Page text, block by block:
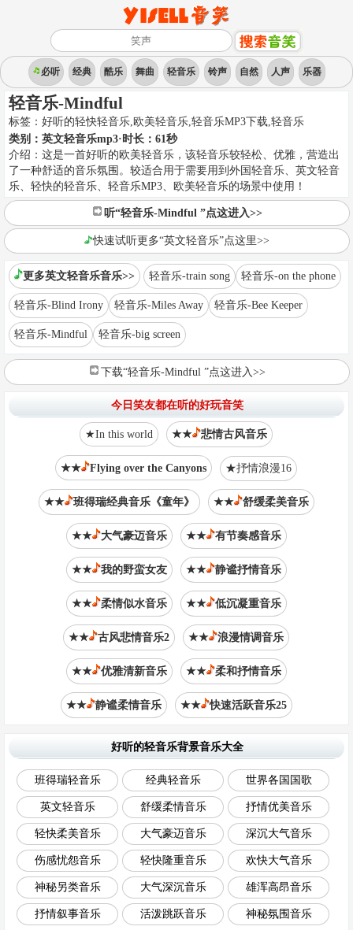
必听 经典 酷乐 舞曲 轻音乐 铃声 自然 人声 乐器
轻音乐-Mindful
标签： 好听的轻快轻音乐,欧美轻音乐,轻音乐MP3下载,轻音乐
类别： 英文轻音乐mp3·时长： 61秒
介绍： 这是一首好听的欧美轻音乐，该轻音乐较轻松、优雅，营造出
了一种舒适的音乐氛围。较适合用于需要用到外国轻音乐、英文轻音
乐、轻快的轻音乐、轻音乐MP3、欧美轻音乐的场景中使用！
听“轻音乐-Mindful ”点这进入>>
快速试听更多“英文轻音乐”点这里>>
更多英文轻音乐音乐>> 轻音乐-train song 轻音乐-on the phone
轻音乐-Blind Irony 轻音乐-Miles Away 轻音乐-Bee Keeper
轻音乐-Mindful 轻音乐-big screen
下载“轻音乐-Mindful ”点这进入>>
今日笑友都在听的好玩音笑
★In this world ★★ 悲情古风音乐
★★ Flying over the Canyons ★抒情浪漫16
★★ 班得瑞经典音乐《童年》 ★★ 舒缓柔美音乐
★★ 大气豪迈音乐 ★★ 有节奏感音乐
★★ 我的野蛮女友 ★★ 静谧抒情音乐
★★ 柔情似水音乐 ★★ 低沉凝重音乐
★★ 古风悲情音乐2 ★★ 浪漫情调音乐
★★ 优雅清新音乐 ★★ 柔和抒情音乐
★★ 静谧柔情音乐 ★★ 快速活跃音乐25
好听的轻音乐背景音乐大全
班得瑞轻音乐 经典轻音乐 世界各国国歌
英文轻音乐 舒缓柔情音乐 抒情优美音乐
轻快柔美音乐 大气豪迈音乐 深沉大气音乐
伤感忧怨音乐 轻快隆重音乐 欢快大气音乐
神秘另类音乐 大气深沉音乐 雄浑高昂音乐
抒情叙事音乐 活泼跳跃音乐 神秘氛围音乐